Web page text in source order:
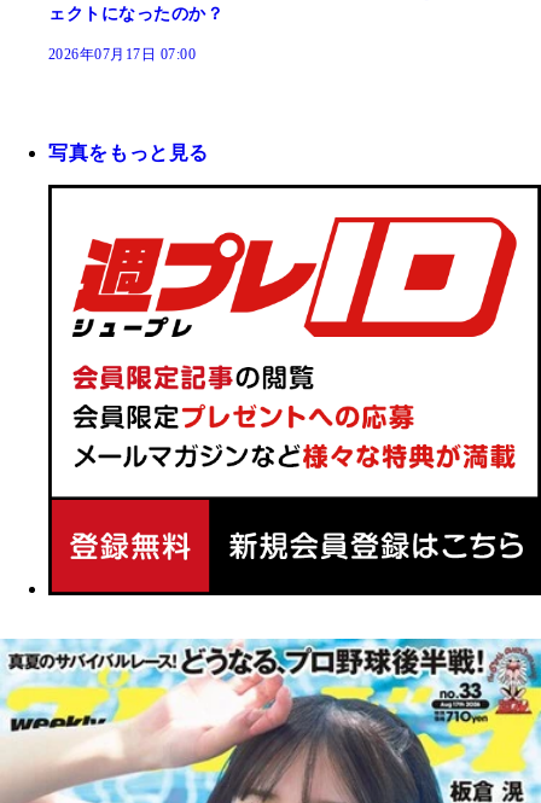
ェクトになったのか？
2026年07月17日 07:00
写真をもっと見る